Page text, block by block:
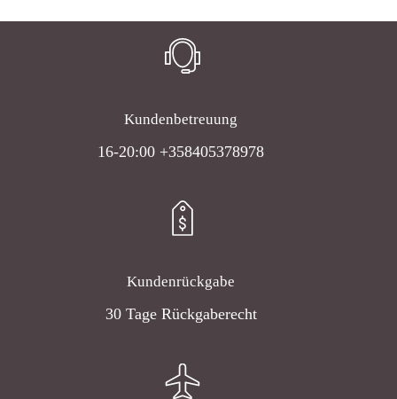
Kundenbetreuung
16-20:00 +358405378978
Kundenrückgabe
30 Tage Rückgaberecht